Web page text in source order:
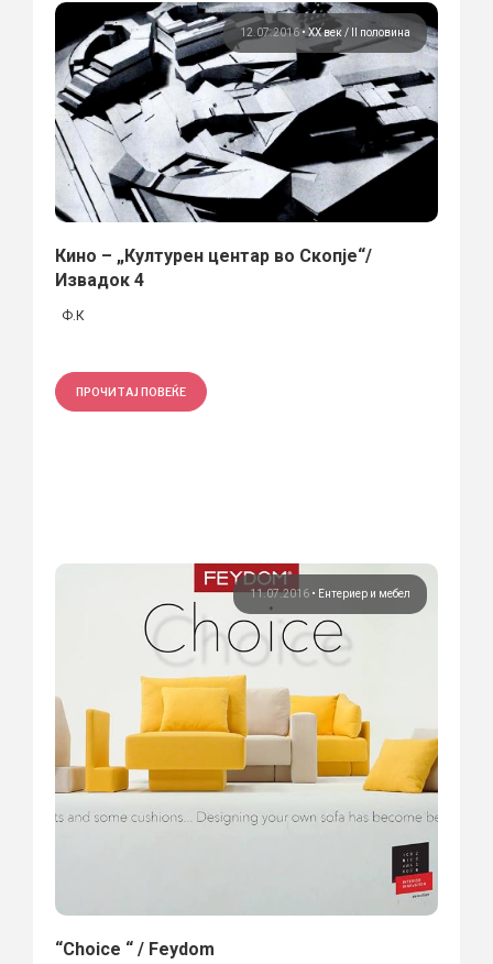
12.07.2016• ХХ век / II половина
Кино – „Културен центар во Скопје“/
Извадок 4
Ф.К
ПРОЧИТАЈ ПОВЕЌЕ
11.07.2016 • Ентериер и мебел
“Choice “ / Feydom